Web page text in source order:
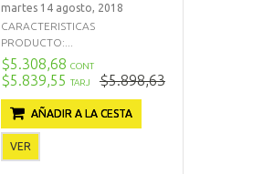
martes 14 agosto, 2018
CARACTERISTICAS
PRODUCTO:...
$5.308,68 CONT
$5.839,55 TARJ $5.898,63
AÑADIR A LA CESTA
VER